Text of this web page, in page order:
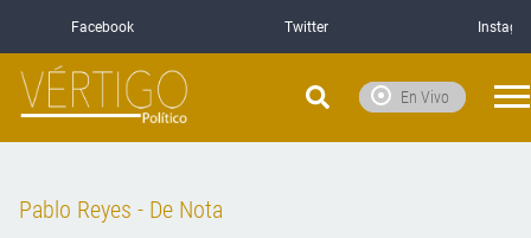
Facebook Twitter
En Vivo
Pablo Reyes - De Nota